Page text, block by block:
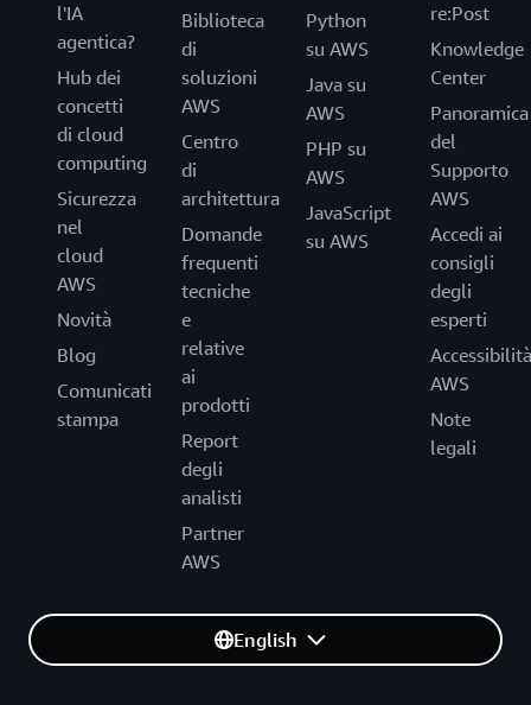
l'IA
agentica?
Hub dei
concetti
di cloud
computing
Sicurezza
nel
cloud
AWS
Novità
Blog
Comunicati
stampa
Biblioteca
di
soluzioni
AWS
Centro
di
architettura
Domande
frequenti
tecniche
e
relative
ai
prodotti
Report
degli
analisti
Partner
AWS
Python
su AWS
Java su
AWS
PHP su
AWS
JavaScript
su AWS
re:Post
Knowledge
Center
Panoramica
del
Supporto
AWS
Accedi ai
consigli
degli
esperti
Accessibilità
AWS
Note
legali
English